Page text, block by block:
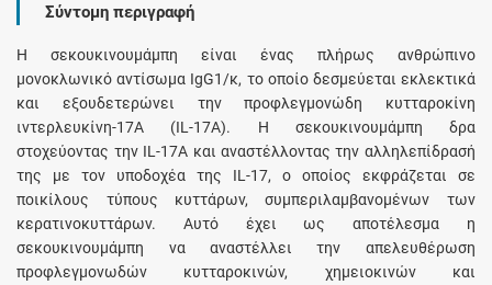
Σύντομη περιγραφή
Η σεκουκινουμάμπη είναι ένας πλήρως ανθρώπινο
μονοκλωνικό αντίσωμα IgG1/κ, το οποίο δεσμεύεται εκλεκτικά
και εξουδετερώνει την προφλεγμονώδη κυτταροκίνη
ιντερλευκίνη-17A (IL-17A). Η σεκουκινουμάμπη δρα
στοχεύοντας την IL-17A και αναστέλλοντας την αλληλεπίδρασή
της με τον υποδοχέα της IL-17, ο οποίος εκφράζεται σε
ποικίλους τύπους κυττάρων, συμπεριλαμβανομένων των
κερατινοκυττάρων. Αυτό έχει ως αποτέλεσμα η
σεκουκινουμάμπη να αναστέλλει την απελευθέρωση
προφλεγμονωδών κυτταροκινών, χημειοκινών και